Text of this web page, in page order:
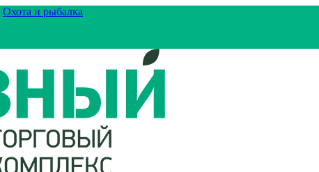
Охота и рыбалка